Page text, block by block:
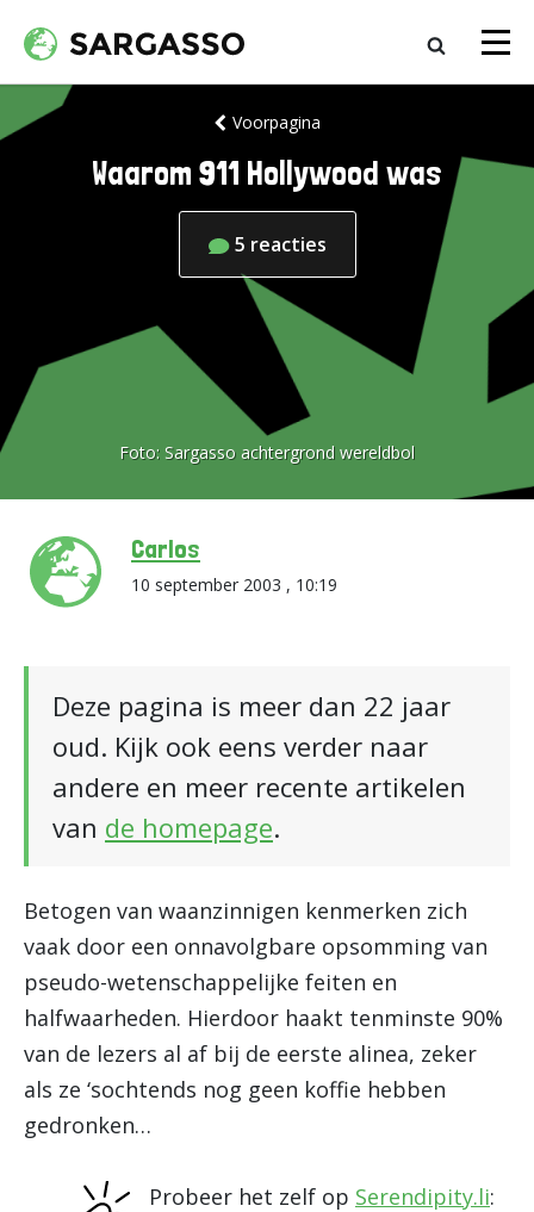
Voorpagina
Waarom 911 Hollywood was
5 reacties
Foto: Sargasso achtergrond wereldbol
Carlos
10 september 2003 , 10:19
Deze pagina is meer dan 22 jaar
oud. Kijk ook eens verder naar
andere en meer recente artikelen
van de homepage.
Betogen van waanzinnigen kenmerken zich
vaak door een onnavolgbare opsomming van
pseudo-wetenschappelijke feiten en
halfwaarheden. Hierdoor haakt tenminste 90%
van de lezers al af bij de eerste alinea, zeker
als ze ‘sochtends nog geen koffie hebben
gedronken…
Probeer het zelf op Serendipity.li: